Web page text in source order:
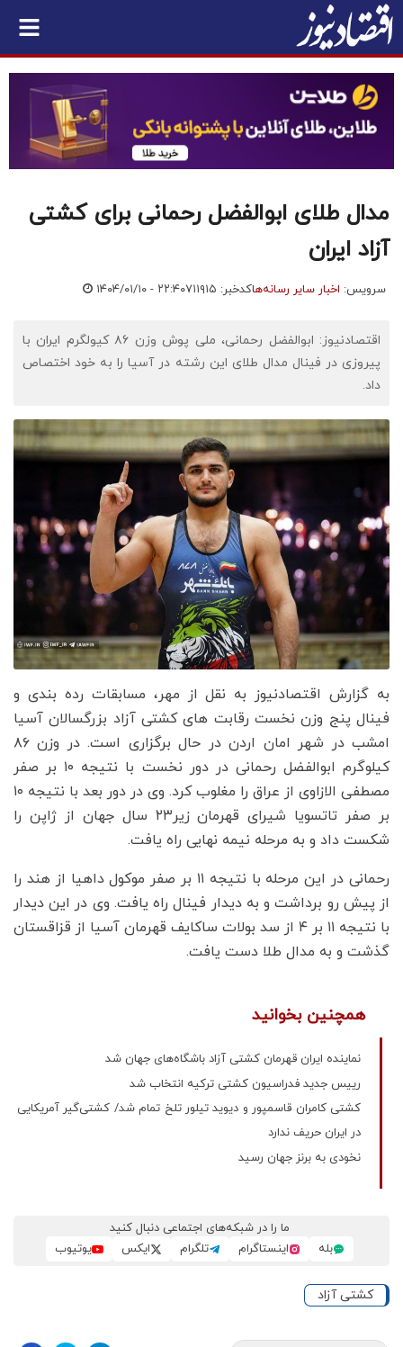
مدال طلای ابوالفضل رحمانی برای کشتی
آزاد ایران
سرویس: اخبار سایر رسانه‌هاکدخبر: ۷۱۱۹۱۵ ۱۴۰۴/۰۱/۱۰ - ۲۲:۴۰
اقتصادنیوز: ابوالفضل رحمانی، ملی پوش وزن ۸۶ کیولگرم ایران با
پیروزی در فینال مدال طلای این رشته در آسیا را به خود اختصاص
داد.
به گزارش اقتصادنیوز به نقل از مهر، مسابقات رده بندی و
فینال پنج وزن نخست رقابت های کشتی آزاد بزرگسالان آسیا
امشب در شهر امان اردن در حال برگزاری است. در وزن ۸۶
کیلوگرم ابوالفضل رحمانی در دور نخست با نتیجه ۱۰ بر صفر
مصطفی الازاوی از عراق را مغلوب کرد. وی در دور بعد با نتیجه ۱۰
بر صفر تاتسویا شیرای قهرمان زیر۲۳ سال جهان از ژاپن را
شکست داد و به مرحله نیمه نهایی راه یافت.
رحمانی در این مرحله با نتیجه ۱۱ بر صفر موکول داهیا از هند را
از پیش رو برداشت و به دیدار فینال راه یافت. وی در این دیدار
با نتیجه ۱۱ بر ۴ از سد بولات ساکایف قهرمان آسیا از قزاقستان
گذشت و به مدال طلا دست یافت.
همچنین بخوانید
نماینده ایران قهرمان کشتی آزاد باشگاه‌های جهان شد
رییس جدید فدراسیون کشتی ترکیه انتخاب شد
کشتی کامران قاسمپور و دیوید تیلور تلخ تمام شد/ کشتی‌گیر آمریکایی
در ایران حریف ندارد
نخودی به برنز جهان رسید
ما را در شبکه‌های اجتماعی دنبال کنید
بله
اینستاگرام تلگرام ایکس یوتیوب
کشتی آزاد